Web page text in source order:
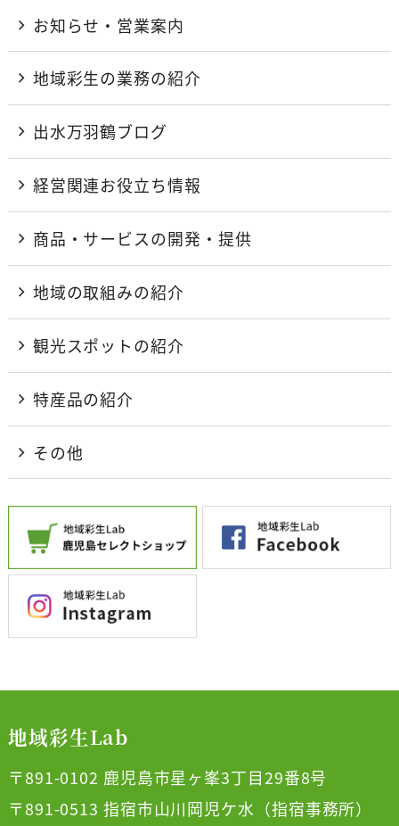
お知らせ・営業案内
地域彩生の業務の紹介
出水万羽鶴ブログ
経営関連お役立ち情報
商品・サービスの開発・提供
地域の取組みの紹介
観光スポットの紹介
特産品の紹介
その他
地域彩生Lab
〒891-0102 鹿児島市星ヶ峯3丁目29番8号
〒891-0513 指宿市山川岡児ケ水（指宿事務所）